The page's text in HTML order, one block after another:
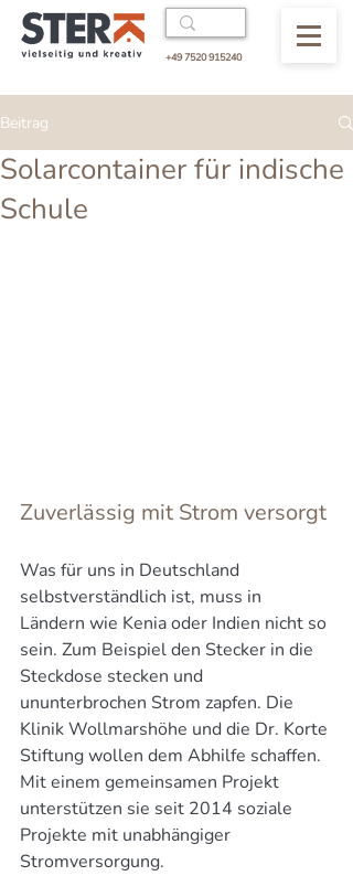
+49 7520 915240
Beitrag
Solarcontainer für indische
Schule
Zuverlässig mit Strom versorgt
Was für uns in Deutschland
selbstverständlich ist, muss in
Ländern wie Kenia oder Indien nicht so
sein. Zum Beispiel den Stecker in die
Steckdose stecken und
ununterbrochen Strom zapfen. Die
Klinik Wollmarshöhe und die Dr. Korte
Stiftung wollen dem Abhilfe schaffen.
Mit einem gemeinsamen Projekt
unterstützen sie seit 2014 soziale
Projekte mit unabhängiger
Stromversorgung.